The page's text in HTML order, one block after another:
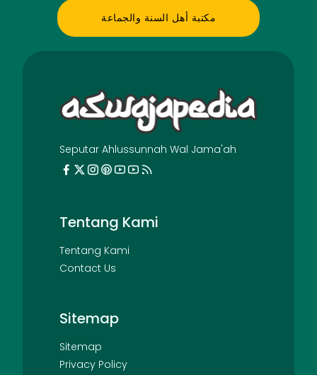
مكتبة أهل السنة والجماعة
Seputar Ahlussunnah Wal Jama'ah
Tentang Kami
Tentang Kami
Contact Us
Sitemap
Sitemap
Privacy Policy